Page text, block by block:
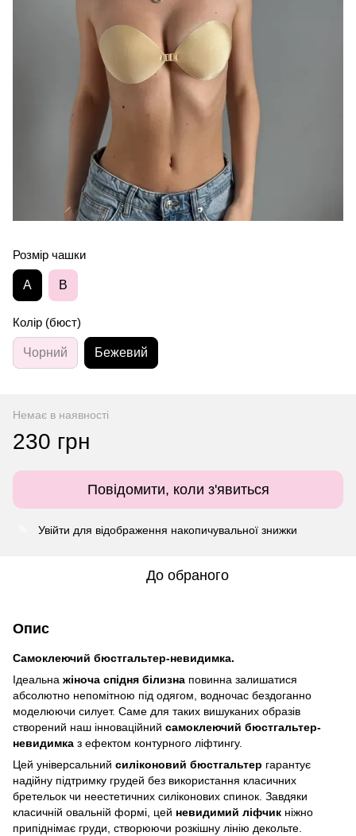
Розмір чашки
A B
Колір (бюст)
Чорний Бежевий
Немає в наявності
230 грн
Повідомити, коли з'явиться
Увійти для відображення накопичувальної знижки
До обраного
Опис
Cамоклеючий бюстгальтер-невидимка.
Ідеальна жіноча спідня білизна повинна залишатися
абсолютно непомітною під одягом, водночас бездоганно
моделюючи силует. Саме для таких вишуканих образів
створений наш інноваційний самоклеючий бюстгальтер-
невидимка з ефектом контурного ліфтингу.
Цей універсальний силіконовий бюстгальтер гарантує
надійну підтримку грудей без використання класичних
бретельок чи неестетичних силіконових спинок. Завдяки
класичній овальній формі, цей невидимий ліфчик ніжно
припіднімає груди, створюючи розкішну лінію декольте.